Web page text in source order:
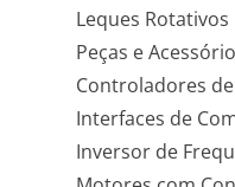
Leques Rotativos
Peças e
Controladores de
Interfaces de
Inversor de